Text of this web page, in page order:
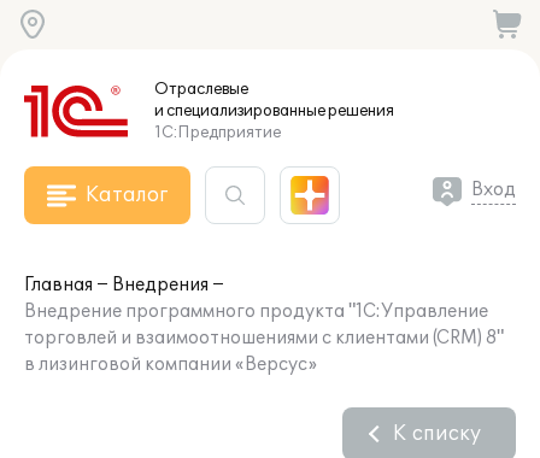
Отраслевые
и специализированныерешения
1С:Предприятие
Каталог Вход
Главная
Внедрения
Внедрение программного продукта "1С:Управление
торговлей и взаимоотношениями с клиентами (CRM) 8"
в лизинговой компании «Версус»
К списку